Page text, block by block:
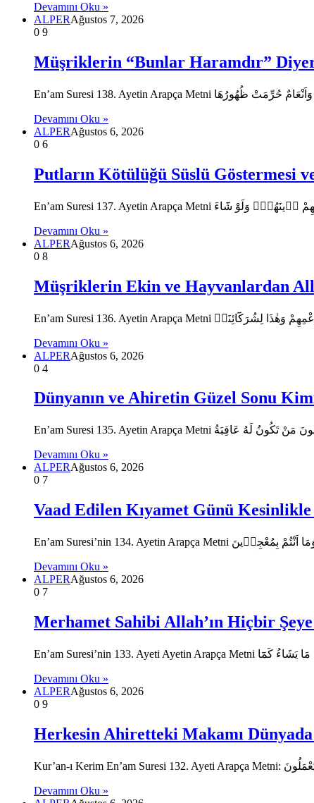
Devamını Oku »
ALPERAğustos 7, 2026
0 9
Müşriklerin “Bunlar Haramdır”
Devamını Oku »
ALPERAğustos 6, 2026
0 6
Putların Kötülüğü Süslü Göstermesi
Devamını Oku »
ALPERAğustos 6, 2026
0 8
Müşriklerin Ekin ve Hayvanlardan
Devamını Oku »
ALPERAğustos 6, 2026
0 4
Dünyanın ve Ahiretin Güzel Sonu
Devamını Oku »
ALPERAğustos 6, 2026
0 7
Vaad Edilen Kıyamet Günü
Devamını Oku »
ALPERAğustos 6, 2026
0 7
Merhamet Sahibi Allah’ın Hiçbir
Devamını Oku »
ALPERAğustos 6, 2026
0 9
Herkesin Ahiretteki Makamı
Devamını Oku »